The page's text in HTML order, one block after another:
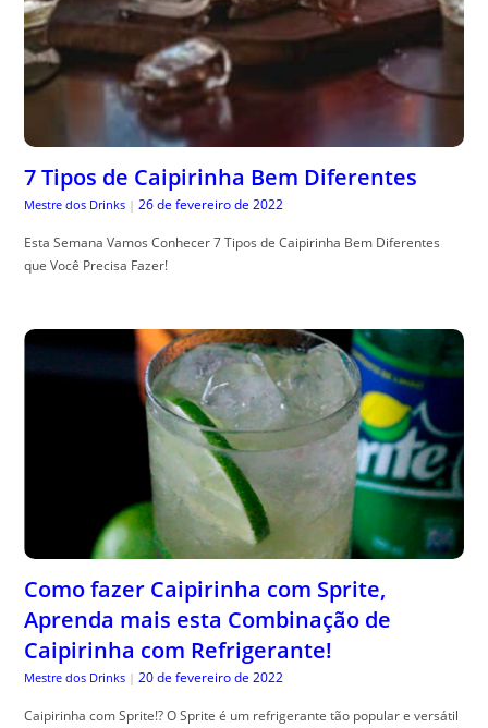
7 Tipos de Caipirinha Bem Diferentes
Mestre dos Drinks | 26 de fevereiro de 2022
Esta Semana Vamos Conhecer 7 Tipos de Caipirinha Bem Diferentes
que Você Precisa Fazer!
Como fazer Caipirinha com Sprite,
Aprenda mais esta Combinação de
Caipirinha com Refrigerante!
Mestre dos Drinks | 20 de fevereiro de 2022
Caipirinha com Sprite!? O Sprite é um refrigerante tão popular e versátil